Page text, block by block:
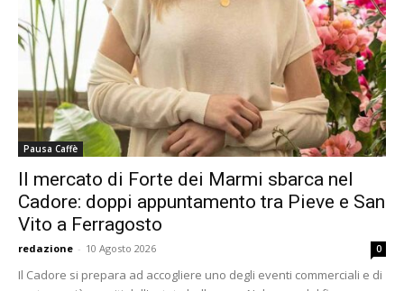
Pausa Caffè
Il mercato di Forte dei Marmi sbarca nel
Cadore: doppi appuntamento tra Pieve e San
Vito a Ferragosto
redazione - 10 Agosto 2026 0
Il Cadore si prepara ad accogliere uno degli eventi commerciali e di